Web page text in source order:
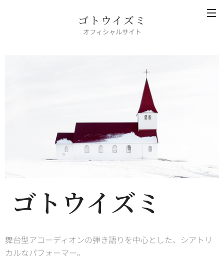
ゴトウイズミ
オフィシャルサイト
ゴトウイズミ
舞台型アコーディオンの弾き語りを中心とした、シアトリ
カルなパフォーマー。